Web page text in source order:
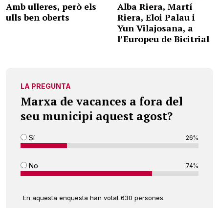
Amb ulleres, però els
ulls ben oberts
Alba Riera, Martí
Riera, Eloi Palau i
Yun Vilajosana, a
l’Europeu de Bicitrial
LA PREGUNTA
Marxa de vacances a fora del
seu municipi aquest agost?
Sí 26%
No 74%
En aquesta enquesta han votat 630 persones.